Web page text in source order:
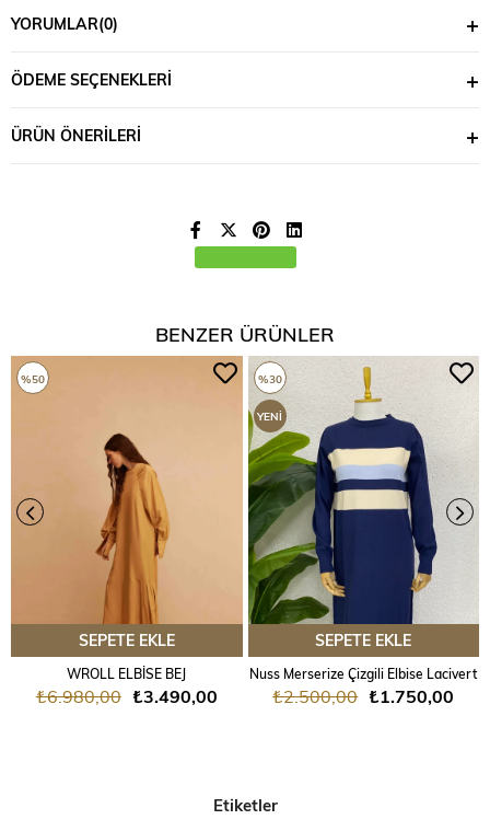
YORUMLAR(0)
ÖDEME SEÇENEKLERI
ÜRÜN ÖNERILERI
BENZER ÜRÜNLER
SEPETE EKLE
WROLL ELBİSE BEJ
₺3.490,00
₺6.980,00
%50
SEPETE EKLE
Nuss Merserize Çizgili Elbise Lacivert
₺1.750,00
₺2.500,00
%30
YENI
ÜRÜN
Etiketler